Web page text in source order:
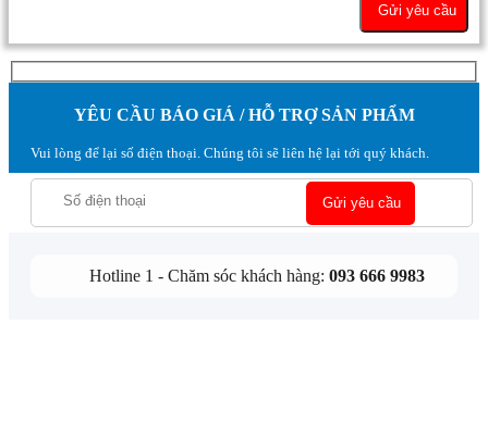
YÊU CẦU BÁO GIÁ / HỖ TRỢ SẢN PHẨM
Vui lòng để lại số điện thoại. Chúng tôi sẽ liên hệ lại tới quý khách.
Hotline 1 - Chăm sóc khách hàng: 093 666 9983